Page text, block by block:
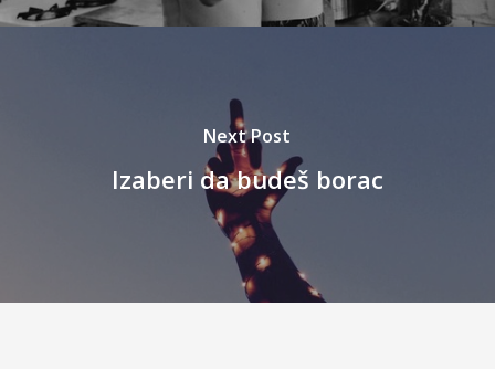
Next Post
Izaberi da budeš borac